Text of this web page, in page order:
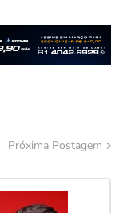
Próxima Postagem